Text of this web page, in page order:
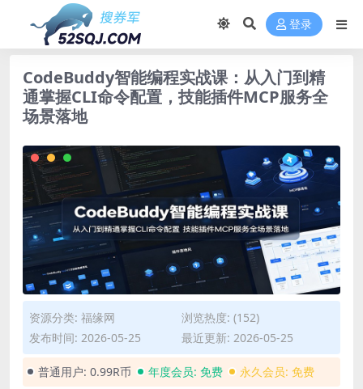
登录
CodeBuddy智能编程实战课：从入门到精
通掌握CLI命令配置，技能插件MCP服务全
场景落地
资源分类: 福缘网
浏览热度: (152)
发布时间: 2026-05-25
最近更新: 2026-05-25
普通用户: 0.99R币 年度会员: 免费 永久会员: 免费